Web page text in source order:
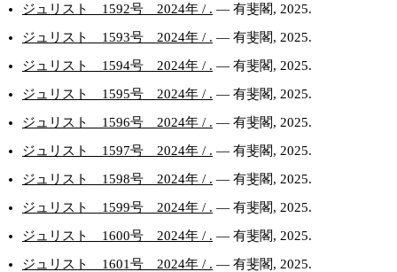
ジュリスト 1592号 2024年 / . — 有斐閣, 2025.
ジュリスト 1593号 2024年 / . — 有斐閣, 2025.
ジュリスト 1594号 2024年 / . — 有斐閣, 2025.
ジュリスト 1595号 2024年 / . — 有斐閣, 2025.
ジュリスト 1596号 2024年 / . — 有斐閣, 2025.
ジュリスト 1597号 2024年 / . — 有斐閣, 2025.
ジュリスト 1598号 2024年 / . — 有斐閣, 2025.
ジュリスト 1599号 2024年 / . — 有斐閣, 2025.
ジュリスト 1600号 2024年 / . — 有斐閣, 2025.
ジュリスト 1601号 2024年 / . — 有斐閣, 2025.